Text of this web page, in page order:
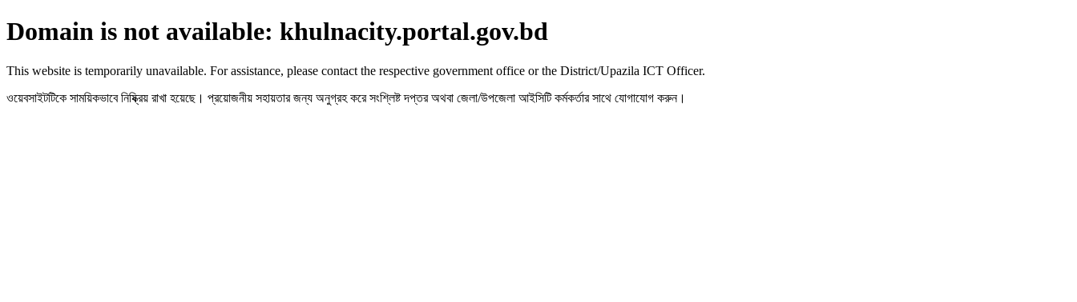
Domain is not available: khulnacity.portal.gov.bd
This website is temporarily unavailable. For assistance, please contact the respective government office or the District/Upazila ICT Officer.
ওয়েবসাইটটিকে সাময়িকভাবে নিষ্ক্রিয় রাখা হয়েছে। প্রয়োজনীয় সহায়তার জন্য অনুগ্রহ করে সংশ্লিষ্ট দপ্তর অথবা জেলা/উপজেলা আইসিটি কর্মকর্তার সাথে যোগাযোগ করুন।